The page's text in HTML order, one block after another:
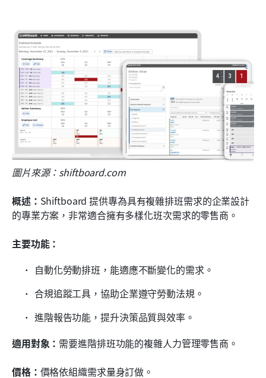
圖片來源：shiftboard.com
概述： Shiftboard 提供專為具有複雜排班需求的企業設計
的專業方案，非常適合擁有多樣化班次需求的零售商。
主要功能：
自動化勞動排班，能適應不斷變化的需求。
合規追蹤工具，協助企業遵守勞動法規。
進階報告功能，提升決策品質與效率。
適用對象： 需要進階排班功能的複雜人力管理零售商。
價格： 價格依組織需求量身訂做。